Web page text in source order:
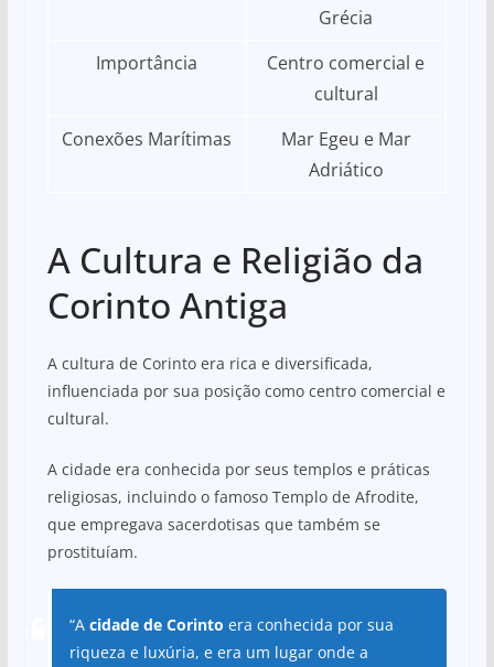
Grécia
Importância
Centro comercial e
cultural
Conexões Marítimas
Mar Egeu e Mar
Adriático
A Cultura e Religião da
Corinto Antiga
A cultura de Corinto era rica e diversificada,
influenciada por sua posição como centro comercial e
cultural.
A cidade era conhecida por seus templos e práticas
religiosas, incluindo o famoso Templo de Afrodite,
que empregava sacerdotisas que também se
prostituíam.
“A cidade de Corinto era conhecida por sua
riqueza e luxúria, e era um lugar onde a